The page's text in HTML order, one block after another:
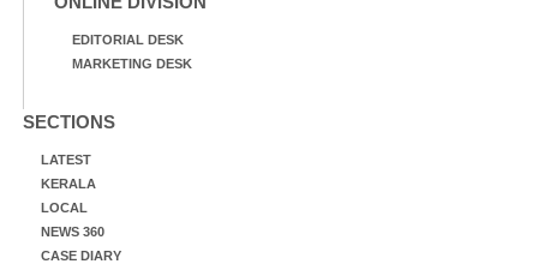
EDITORIAL DESK
MARKETING DESK
SECTIONS
LATEST
KERALA
LOCAL
NEWS 360
CASE DIARY